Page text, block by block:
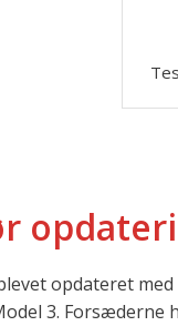
opdateret
3. Forsæderne